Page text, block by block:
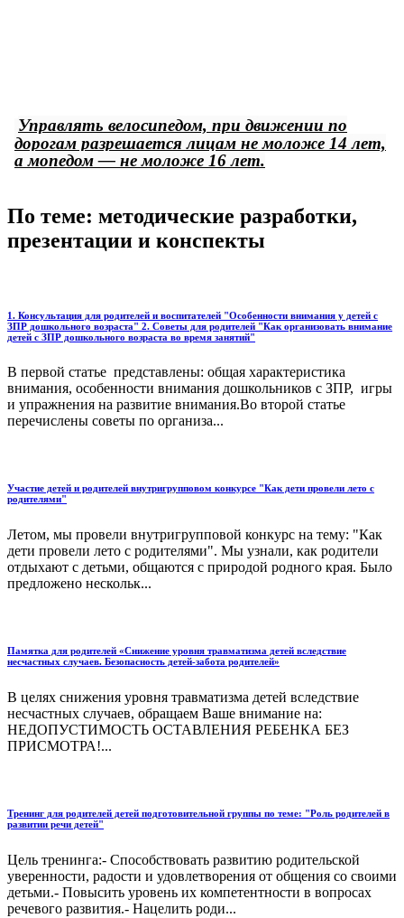
Управлять велосипедом, при движении по
дорогам разрешается лицам не моложе 14 лет,
а мопедом — не моложе 16 лет.
По теме: методические разработки,
презентации и конспекты
1. Консультация для родителей и воспитателей "Особенности внимания у детей с
ЗПР дошкольного возраста" 2. Советы для родителей "Как организовать внимание
детей с ЗПР дошкольного возраста во время занятий"
В первой статье представлены: общая характеристика
внимания, особенности внимания дошкольников с ЗПР, игры
и упражнения на развитие внимания.Во второй статье
перечислены советы по организа...
Участие детей и родителей внутригрупповом конкурсе "Как дети провели лето с
родителями"
Летом, мы провели внутригрупповой конкурс на тему: "Как
дети провели лето с родителями". Мы узнали, как родители
отдыхают с детьми, общаются с природой родного края. Было
предложено нескольк...
Памятка для родителей «Снижение уровня травматизма детей вследствие
несчастных случаев. Безопасность детей-забота родителей»
В целях снижения уровня травматизма детей вследствие
несчастных случаев, обращаем Ваше внимание на:
НЕДОПУСТИМОСТЬ ОСТАВЛЕНИЯ РЕБЕНКА БЕЗ
ПРИСМОТРА!...
Тренинг для родителей детей подготовительной группы по теме: "Роль родителей в
развитии речи детей"
Цель тренинга:- Способствовать развитию родительской
уверенности, радости и удовлетворения от общения со своими
детьми.- Повысить уровень их компетентности в вопросах
речевого развития.- Нацелить роди...